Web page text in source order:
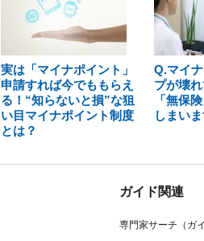
実は「マイナポイント」
申請すれば今でももらえ
る！“知らないと損”な狙
い目マイナポイント制度
とは？
Q.マイ
プが壊
「無保
しまい
ガイド関連
専門家サーチ（ガ